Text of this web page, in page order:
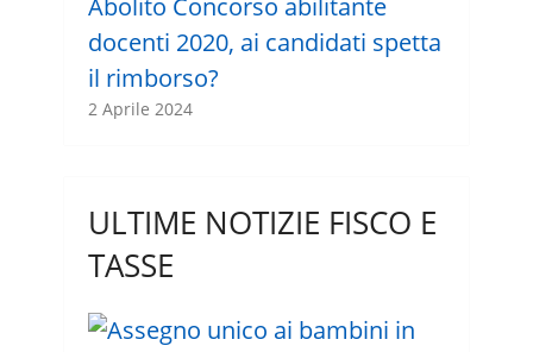
docenti 2020, ai candidati spetta
il rimborso?
2 Aprile 2024
ULTIME NOTIZIE FISCO E
TASSE